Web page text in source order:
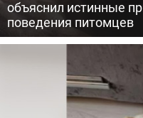
объяснил истинные
поведения питомцев